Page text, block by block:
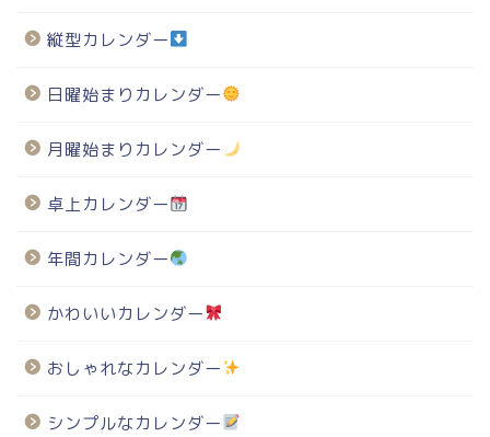
縦型カレンダー
日曜始まりカレンダー
月曜始まりカレンダー
卓上カレンダー
年間カレンダー
かわいいカレンダー
おしゃれなカレンダー
シンプルなカレンダー